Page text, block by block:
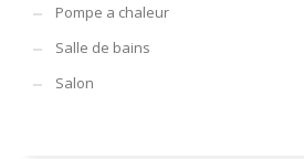
Pompe a chaleur
Salle de bains
Salon